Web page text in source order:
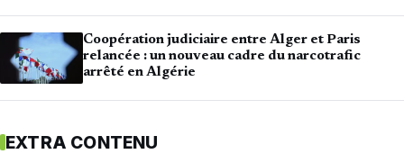
Coopération judiciaire entre Alger et Paris
relancée : un nouveau cadre du narcotrafic
arrêté en Algérie
EXTRA CONTENU